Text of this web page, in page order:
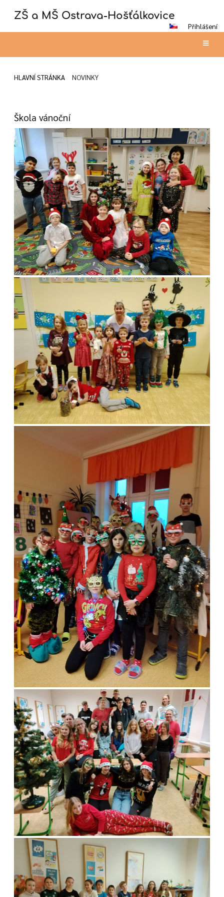
ZŠ a MŠ Ostrava-Hošťálkovice
Přihlášení
HLAVNÍ STRÁNKA NOVINKY
Škola vánoční